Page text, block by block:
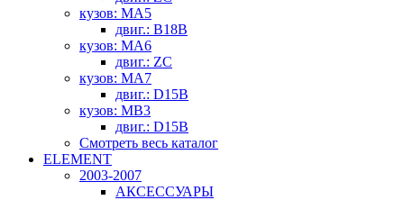
кузов: MA5
двиг.: B18B
кузов: MA6
двиг.: ZC
кузов: MA7
двиг.: D15B
кузов: MB3
двиг.: D15B
Смотреть весь каталог
ELEMENT
2003-2007
АКСЕССУАРЫ